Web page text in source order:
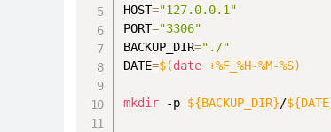
HOST="127.0.0.1"
PORT="3306"
BACKUP_DIR="./"
DATE=$(date +%F_%H-%M-%S)
mkdir -p ${BACKUP_DIR}/